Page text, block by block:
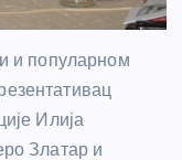
и популарном
Илија
Златар и